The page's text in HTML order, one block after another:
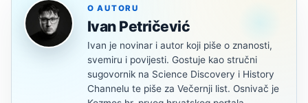
O AUTORU
Ivan Petričević
Ivan je novinar i autor koji piše o znanosti,
svemiru i povijesti. Gostuje kao stručni
sugovornik na Science Discovery i History
Channelu te piše za Večernji list. Osnivač je